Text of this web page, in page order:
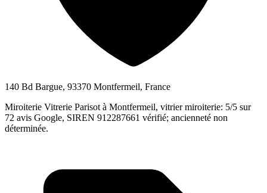
140 Bd Bargue, 93370 Montfermeil, France
Miroiterie Vitrerie Parisot à Montfermeil, vitrier miroiterie: 5/5 sur
72 avis Google, SIREN 912287661 vérifié; ancienneté non
déterminée.